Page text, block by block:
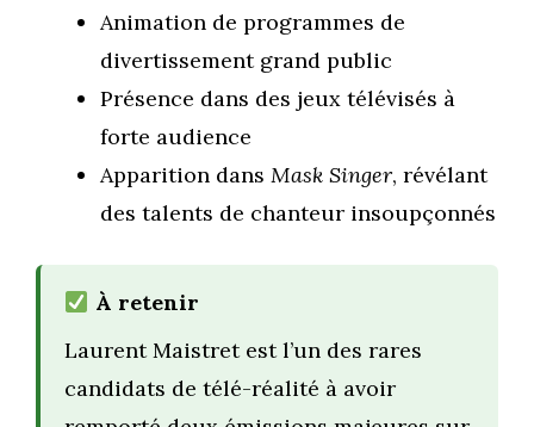
Animation de programmes de
divertissement grand public
Présence dans des jeux télévisés à
forte audience
Apparition dans Mask Singer, révélant
des talents de chanteur insoupçonnés
À retenir
Laurent Maistret est l’un des rares
candidats de télé-réalité à avoir